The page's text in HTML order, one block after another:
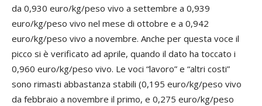
da 0,930 euro/kg/peso vivo a settembre a 0,939
euro/kg/peso vivo nel mese di ottobre e a 0,942
euro/kg/peso vivo a novembre. Anche per questa voce il
picco si è verificato ad aprile, quando il dato ha toccato i
0,960 euro/kg/peso vivo. Le voci “lavoro” e “altri costi”
sono rimasti abbastanza stabili (0,195 euro/kg/peso vivo
da febbraio a novembre il primo, e 0,275 euro/kg/peso